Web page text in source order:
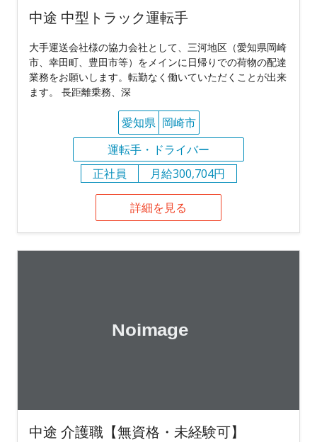
中途 中型トラック運転手
大手運送会社様の協力会社として、三河地区（愛知県岡崎
市、幸田町、豊田市等）をメインに日帰りでの荷物の配達
業務をお願いします。転勤なく働いていただくことが出来
ます。 長距離乗務、深
愛知県 岡崎市
運転手・ドライバー
正社員
月給300,704円
詳細を見る
中途 介護職【無資格・未経験可】